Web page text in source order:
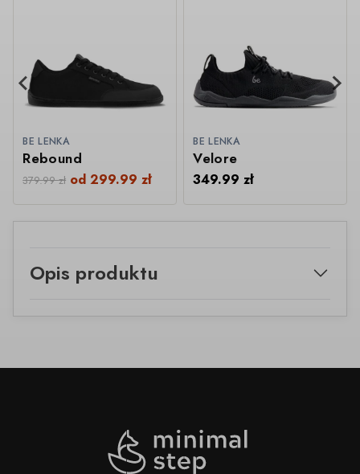
BE LENKA
Rebound
379.99zł od299.99zł
BE LENKA
Velore
349.99zł
Opis produktu